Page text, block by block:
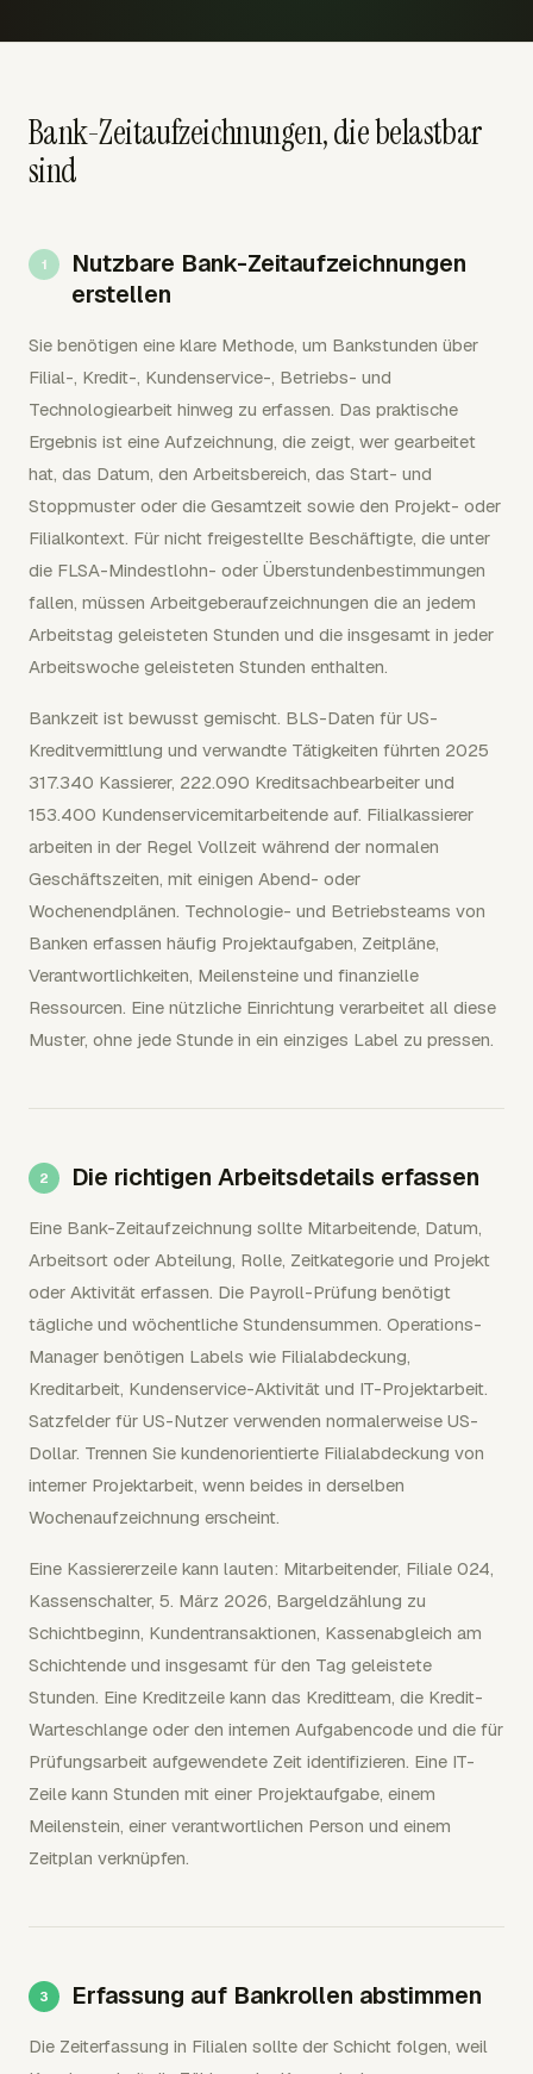
Bank-Zeitaufzeichnungen, die belastbar
sind
Nutzbare Bank-Zeitaufzeichnungen
erstellen
Sie benötigen eine klare Methode, um Bankstunden über
Filial-, Kredit-, Kundenservice-, Betriebs- und
Technologiearbeit hinweg zu erfassen. Das praktische
Ergebnis ist eine Aufzeichnung, die zeigt, wer gearbeitet
hat, das Datum, den Arbeitsbereich, das Start- und
Stoppmuster oder die Gesamtzeit sowie den Projekt- oder
Filialkontext. Für nicht freigestellte Beschäftigte, die unter
die FLSA-Mindestlohn- oder Überstundenbestimmungen
fallen, müssen Arbeitgeberaufzeichnungen die an jedem
Arbeitstag geleisteten Stunden und die insgesamt in jeder
Arbeitswoche geleisteten Stunden enthalten.
Bankzeit ist bewusst gemischt. BLS-Daten für US-
Kreditvermittlung und verwandte Tätigkeiten führten 2025
317.340 Kassierer, 222.090 Kreditsachbearbeiter und
153.400 Kundenservicemitarbeitende auf. Filialkassierer
arbeiten in der Regel Vollzeit während der normalen
Geschäftszeiten, mit einigen Abend- oder
Wochenendplänen. Technologie- und Betriebsteams von
Banken erfassen häufig Projektaufgaben, Zeitpläne,
Verantwortlichkeiten, Meilensteine und finanzielle
Ressourcen. Eine nützliche Einrichtung verarbeitet all diese
Muster, ohne jede Stunde in ein einziges Label zu pressen.
Die richtigen Arbeitsdetails erfassen
Eine Bank-Zeitaufzeichnung sollte Mitarbeitende, Datum,
Arbeitsort oder Abteilung, Rolle, Zeitkategorie und Projekt
oder Aktivität erfassen. Die Payroll-Prüfung benötigt
tägliche und wöchentliche Stundensummen. Operations-
Manager benötigen Labels wie Filialabdeckung,
Kreditarbeit, Kundenservice-Aktivität und IT-Projektarbeit.
Satzfelder für US-Nutzer verwenden normalerweise US-
Dollar. Trennen Sie kundenorientierte Filialabdeckung von
interner Projektarbeit, wenn beides in derselben
Wochenaufzeichnung erscheint.
Eine Kassiererzeile kann lauten: Mitarbeitender, Filiale 024,
Kassenschalter, 5. März 2026, Bargeldzählung zu
Schichtbeginn, Kundentransaktionen, Kassenabgleich am
Schichtende und insgesamt für den Tag geleistete
Stunden. Eine Kreditzeile kann das Kreditteam, die Kredit-
Warteschlange oder den internen Aufgabencode und die für
Prüfungsarbeit aufgewendete Zeit identifizieren. Eine IT-
Zeile kann Stunden mit einer Projektaufgabe, einem
Meilenstein, einer verantwortlichen Person und einem
Zeitplan verknüpfen.
Erfassung auf Bankrollen abstimmen
Die Zeiterfassung in Filialen sollte der Schicht folgen, weil